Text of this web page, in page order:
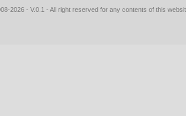
2026 - V.0.1 - All right reserved for any contents of this